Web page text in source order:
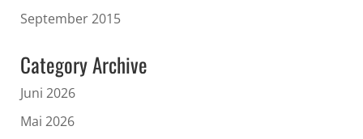
September 2015
Category Archive
Juni 2026
Mai 2026